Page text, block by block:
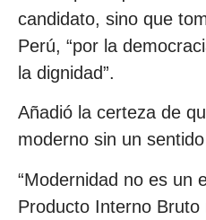
candidato, sino que
Perú, “por la
la dignidad”.
Añadió la certeza de
moderno sin un
“Modernidad no es un
Producto Interno Bruto